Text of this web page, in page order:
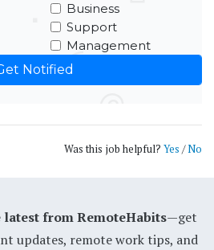
Business
Support
Management
Was this job helpful? Yes /No
latest from RemoteHabits—get
updates, remote work tips, and